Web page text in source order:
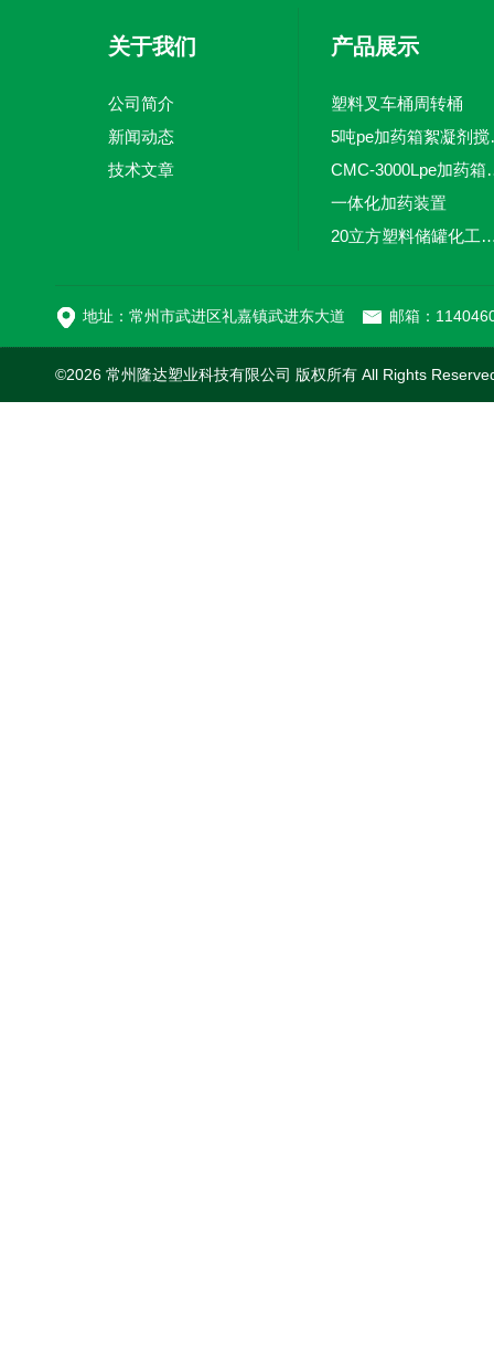
关于我们
公司简介
新闻动态
技术文章
产品展示
塑料叉车桶周转桶
5吨pe
CMC-
一体化加药装置
20立方塑料储罐化工储
地址：常州市武进区礼嘉镇武进东大道 邮箱：
©2026 常州隆达塑业科技有限公司 版权所有 All Rights